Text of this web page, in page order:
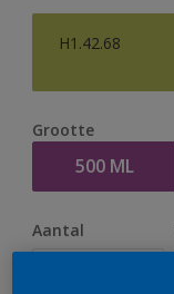
H1.42.68
Grootte
500 ML
Aantal